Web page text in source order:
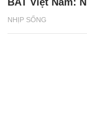
NHỊP SỐNG